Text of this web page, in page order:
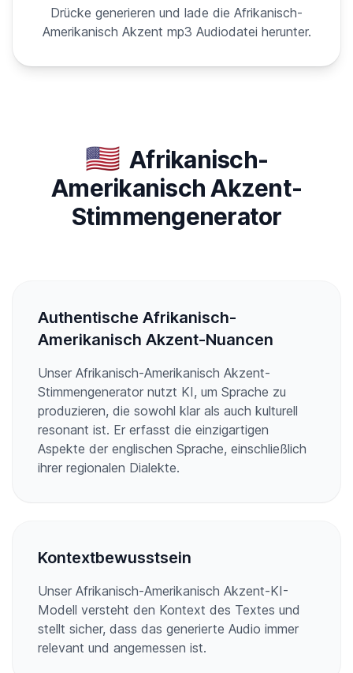
Drücke generieren und lade die Afrikanisch-
Amerikanisch Akzent mp3 Audiodatei herunter.
🇺🇸 Afrikanisch-
Amerikanisch Akzent-
Stimmengenerator
Authentische Afrikanisch-
Amerikanisch Akzent-Nuancen
Unser Afrikanisch-Amerikanisch Akzent-
Stimmengenerator nutzt KI, um Sprache zu
produzieren, die sowohl klar als auch kulturell
resonant ist. Er erfasst die einzigartigen
Aspekte der englischen Sprache, einschließlich
ihrer regionalen Dialekte.
Kontextbewusstsein
Unser Afrikanisch-Amerikanisch Akzent-KI-
Modell versteht den Kontext des Textes und
stellt sicher, dass das generierte Audio immer
relevant und angemessen ist.